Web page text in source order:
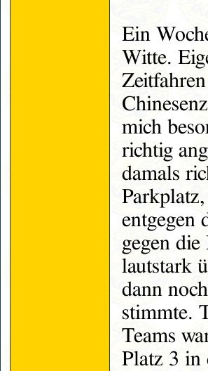
Ein
Witte.
mich
richtig
damals
entgegen
gegen
lautstark
dann
stimmte.
Teams
Platz 3 in